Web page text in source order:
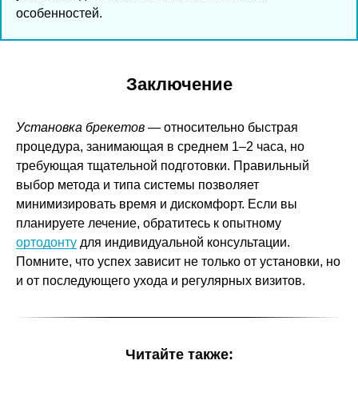
особенностей.
Заключение
Установка брекетов — относительно быстрая
процедура, занимающая в среднем 1–2 часа, но
требующая тщательной подготовки. Правильный
выбор метода и типа системы позволяет
минимизировать время и дискомфорт. Если вы
планируете лечение, обратитесь к опытному
ортодонту для индивидуальной консультации.
Помните, что успех зависит не только от установки, но
и от последующего ухода и регулярных визитов.
Читайте также: